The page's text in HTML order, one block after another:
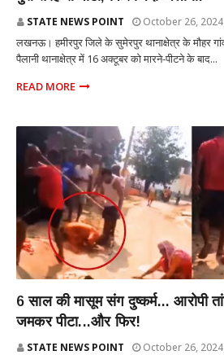
STATE NEWS POINT October 26, 2024
लखनऊ। हमीरपुर जिले के सुमेरपुर थानाक्षेत्र के मौहर
पैलानी थानाक्षेत्र में 16 अक्टूबर को मारने-पीटने के बाद...
READ MORE
6 साल की मासूम संग दुष्कर्म... आरोपी
जमकर पीटा...और फिर!
STATE NEWS POINT October 26, 2024